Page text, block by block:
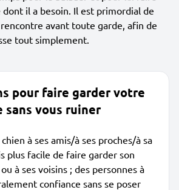
il a besoin. Il est primordial de
avant toute garde, afin de
tout simplement.
pour faire garder votre
sans vous ruiner
à ses amis/à ses proches/à sa
plus facile de faire garder son
à ses voisins ; des personnes à
confiance sans se poser